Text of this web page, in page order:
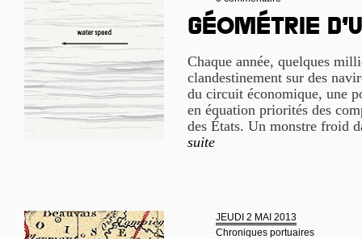
Géométrie
Chaque année, quelques
clandestinement sur des
du circuit économique, une
en équation priorités des
des États. Un monstre froid
suite
JEUDI 2 MAI 2013
Chroniques portuaires